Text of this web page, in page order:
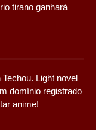
tirano ganhará
Light novel
domínio registrado
anime!